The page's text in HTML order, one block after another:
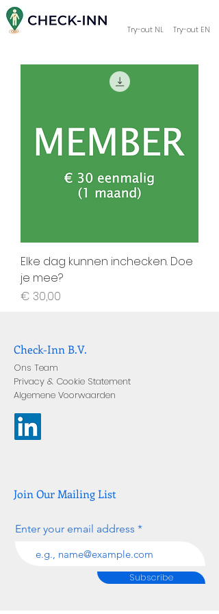
Try-out NL Try-out EN
Elke dag kunnen inchecken. Doe
je mee?
Prijs
€ 30,00
Check-Inn B.V.
Ons Team
Privacy & Cookie Statement
Algemene Voorwaarden
Join Our Mailing List
Enter your email address
Subscribe